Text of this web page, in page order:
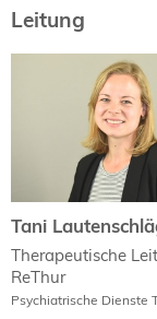
Leitung
Tani
Therapeutische
ReThur
Psychiatrische Dienste
Tani